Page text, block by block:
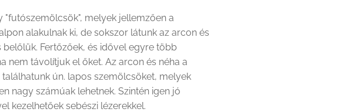
"futószemölcsök", melyek jellemzően a
alakulnak ki, de sokszor látunk az arcon és
belőlük. Fertőzőek, és idővel egyre több
nem távolítjuk el őket. Az arcon és néha a
találhatunk ún. lapos szemölcsöket, melyek
nagy számúak lehetnek. Szintén igen jó
kezelhetőek sebészi lézerekkel.